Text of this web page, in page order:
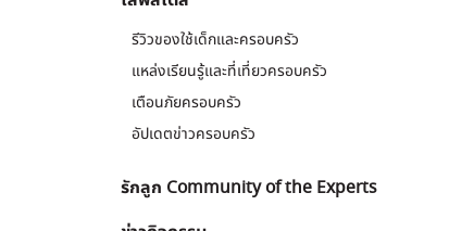
รีวิวของใช้เด็กและครอบครัว
แหล่งเรียนรู้และที่เที่ยวครอบครัว
เตือนภัยครอบครัว
อัปเดตข่าวครอบครัว
รักลูก Community of the Experts